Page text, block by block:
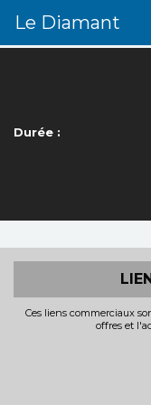
Le Diamant
Durée :
Ces liens commerciaux
offres et